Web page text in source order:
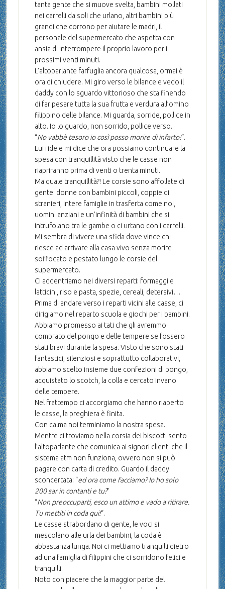
tanta gente che si muove svelta, bambini mollati
nei carrelli da soli che urlano, altri bambini più
grandi che corrono per aiutare le madri, il
personale del supermercato che aspetta con
ansia di interrompere il proprio lavoro per i
prossimi venti minuti.
L’altoparlante farfuglia ancora qualcosa, ormai è
ora di chiudere. Mi giro verso le bilance e vedo il
daddy con lo sguardo vittorioso che sta finendo
di far pesare tutta la sua frutta e verdura all’omino
filippino delle bilance. Mi guarda, sorride, pollice in
alto. Io lo guardo, non sorrido, pollice verso.
“No vabbè tesoro io così posso morire di infarto!“.
Lui ride e mi dice che ora possiamo continuare la
spesa con tranquillità visto che le casse non
riapriranno prima di venti o trenta minuti.
Ma quale tranquillità?! Le corsie sono affollate di
gente: donne con bambini piccoli, coppie di
stranieri, intere famiglie in trasferta come noi,
uomini anziani e un’infinità di bambini che si
intrufolano tra le gambe o ci urtano con i carrelli.
Mi sembra di vivere una sfida dove vince chi
riesce ad arrivare alla casa vivo senza morire
soffocato e pestato lungo le corsie del
supermercato.
Ci addentriamo nei diversi reparti: formaggi e
latticini, riso e pasta, spezie, cereali, detersivi…
Prima di andare verso i reparti vicini alle casse, ci
dirigiamo nel reparto scuola e giochi per i bambini.
Abbiamo promesso ai tati che gli avremmo
comprato del pongo e delle tempere se fossero
stati bravi durante la spesa. Visto che sono stati
fantastici, silenziosi e soprattutto collaborativi,
abbiamo scelto insieme due confezioni di pongo,
acquistato lo scotch, la colla e cercato invano
delle tempere.
Nel frattempo ci accorgiamo che hanno riaperto
le casse, la preghiera è finita.
Con calma noi terminiamo la nostra spesa.
Mentre ci troviamo nella corsia dei biscotti sento
l’altoparlante che comunica ai signori clienti che il
sistema atm non funziona, ovvero non si può
pagare con carta di credito. Guardo il daddy
sconcertata: “ed ora come facciamo? Io ho solo
200 sar in contanti e tu?”
“Non preoccuparti, esco un attimo e vado a ritirare.
Tu mettiti in coda qui!“.
Le casse strabordano di gente, le voci si
mescolano alle urla dei bambini, la coda è
abbastanza lunga. Noi ci mettiamo tranquilli dietro
ad una famiglia di filippini che ci sorridono felici e
tranquilli.
Noto con piacere che la maggior parte del